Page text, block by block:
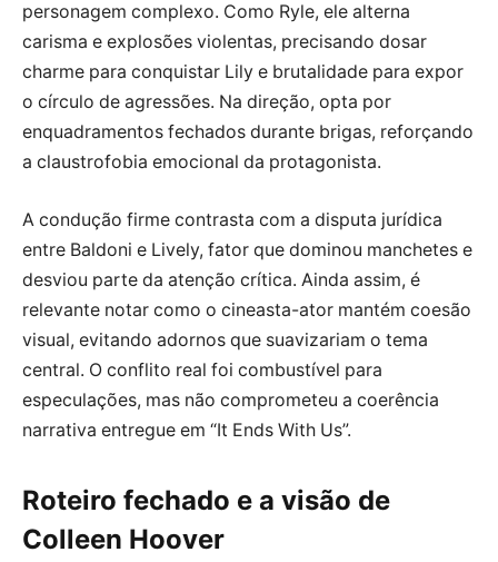
personagem complexo. Como Ryle, ele alterna
carisma e explosões violentas, precisando dosar
charme para conquistar Lily e brutalidade para expor
o círculo de agressões. Na direção, opta por
enquadramentos fechados durante brigas, reforçando
a claustrofobia emocional da protagonista.
A condução firme contrasta com a disputa jurídica
entre Baldoni e Lively, fator que dominou manchetes e
desviou parte da atenção crítica. Ainda assim, é
relevante notar como o cineasta-ator mantém coesão
visual, evitando adornos que suavizariam o tema
central. O conflito real foi combustível para
especulações, mas não comprometeu a coerência
narrativa entregue em “It Ends With Us”.
Roteiro fechado e a visão de
Colleen Hoover